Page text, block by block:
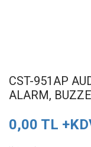
CST-951AP
ALARM,
0,00 TL